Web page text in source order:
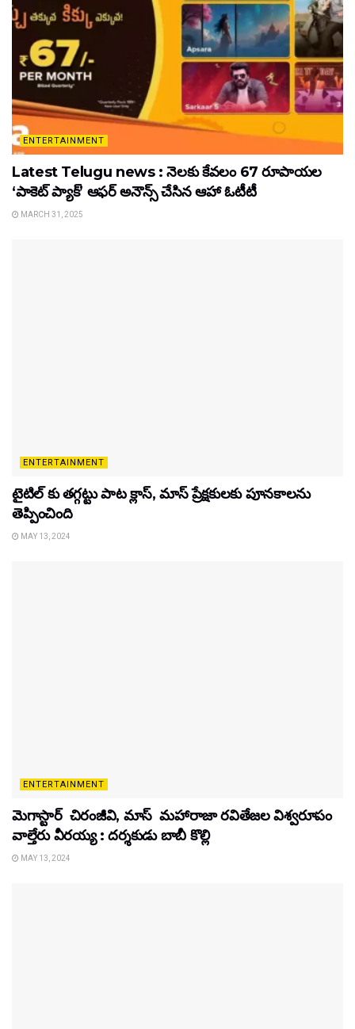
ENTERTAINMENT
Latest Telugu news : నెలకు కేవలం 67 రూపాయల
‘పాకెట్ ప్యాక్’ ఆఫర్ అనౌన్స్ చేసిన ఆహా ఓటీటీ
MARCH 31, 2025
ENTERTAINMENT
టైటిల్‌ కు తగ్గట్టు పాట క్లాస్, మాస్ ప్రేక్షకులకు పూనకాలను
తెప్పించింది
MAY 13, 2024
ENTERTAINMENT
మెగాస్టార్ చిరంజీవి, మాస్ మహారాజా రవితేజల విశ్వరూపం
వాల్తేరు వీరయ్య : దర్శకుడు బాబీ కొల్లి
MAY 13, 2024